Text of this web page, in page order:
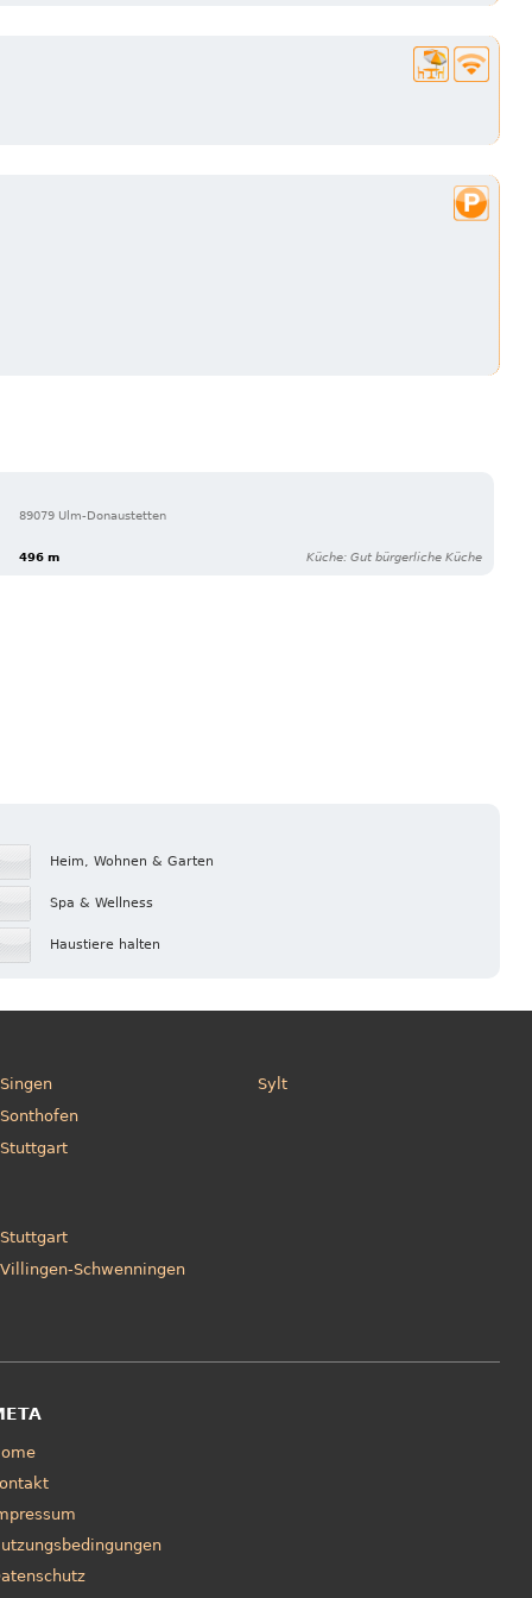
89079 Ulm-Donaustetten
496 m Küche: Gut bürgerliche Küche
Heim, Wohnen & Garten
Spa & Wellness
Haustiere halten
Singen
Sonthofen
Stuttgart
Sylt
Stuttgart
Villingen-Schwenningen